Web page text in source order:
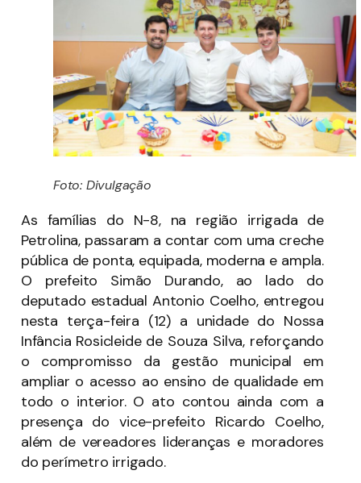
Foto: Divulgação
As famílias do N-8, na região irrigada de
Petrolina, passaram a contar com uma creche
pública de ponta, equipada, moderna e ampla.
O prefeito Simão Durando, ao lado do
deputado estadual Antonio Coelho, entregou
nesta terça-feira (12) a unidade do Nossa
Infância Rosicleide de Souza Silva, reforçando
o compromisso da gestão municipal em
ampliar o acesso ao ensino de qualidade em
todo o interior. O ato contou ainda com a
presença do vice-prefeito Ricardo Coelho,
além de vereadores lideranças e moradores
do perímetro irrigado.